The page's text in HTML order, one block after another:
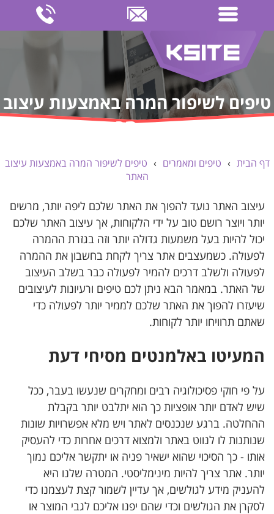
טיפים לשיפור המרה באמצעות עיצוב
האתר
דף הבית › טיפים ומאמרים › טיפים לשיפור המרה באמצעות עיצוב
האתר
עיצוב האתר נועד להפוך את האתר שלכם ליפה יותר, מרשים
יותר ויוצר רושם טוב על ידי הלקוחות, אך עיצוב האתר שלכם
יכול להיות בעל משמעות גדולה יותר וזה בגזרת ההמרה
לפעולה. כשמעצבים אתר צריך לקחת בחשבון את ההמרה
לפעולה ולשלב דרכים להמיר לפעולה כבר בשלב העיצוב
של האתר. במאמר הבא ניתן לכם טיפים ורעיונות לעיצובים
שיעזרו להפוך את האתר שלכם לממיר יותר לפעולה כדי
שאתם תרוויחו יותר לקוחות.
המעיטו באלמנטים מסיחי דעת
על פי חוקי פסיכולוגיה רבים ומחקרים שנעשו בעבר, ככל
שיש לאדם יותר אופציות כך הוא יתלבט יותר בקבלת
ההחלטה. ברגע שנכנסים לאתר ויש מלא אפשרויות שונות
שנותנות לו לנווט באתר ולמצוא דרכים אחרות כדי להעסיק
אותו - כך הסיכוי שהוא ישאיר פניה או יתקשר אליכם נמוך
יותר. אתר צריך להיות מינימליסטי. המטרה שלנו היא
להעניק מידע לגולשים, אך עדיין לשמור קצת לעצמנו כדי
לסקרן את הגולשים וכדי שהם יפנו אליכם לגבי המוצר או